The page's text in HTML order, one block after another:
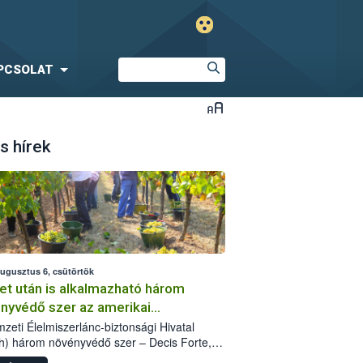
hírek
6, csütörtök
után is alkalmazható három
szer az amerikai
ellen
Élelmiszerlánc-biztonsági Hivatal
három növényvédő szer – Decis Forte,
24 EW, Oroganic – engedélyokiratát